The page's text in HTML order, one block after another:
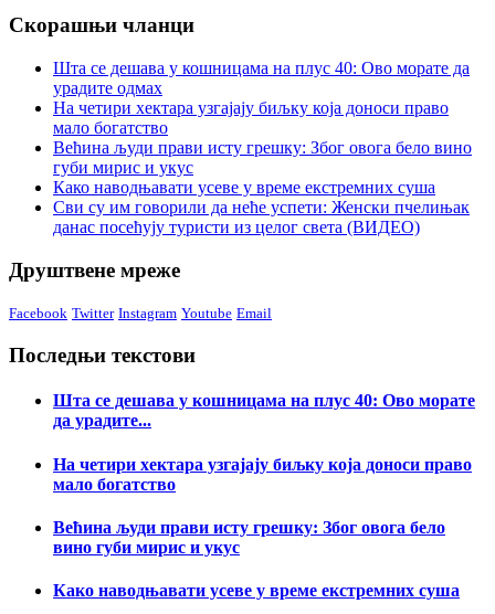
Скорашњи чланци
Шта се дешава у кошницама на плус 40: Ово морате да
урадите одмах
На четири хектара узгајају биљку која доноси право
мало богатство
Већина људи прави исту грешку: Због овога бело вино
губи мирис и укус
Како наводњавати усеве у време екстремних суша
Сви су им говорили да неће успети: Женски пчелињак
данас посећују туристи из целог света (ВИДЕО)
Друштвене мреже
Facebook Twitter Instagram Youtube Email
Последњи текстови
Шта се дешава у кошницама на плус 40: Ово морате
да урадите...
На четири хектара узгајају биљку која доноси право
мало богатство
Већина људи прави исту грешку: Због овога бело
вино губи мирис и укус
Како наводњавати усеве у време екстремних суша